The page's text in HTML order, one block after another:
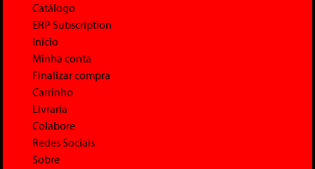
Catálogo
ERP Subscription
Início
Minha conta
Finalizar compra
Carrinho
Livraria
Colabore
Redes Sociais
Sobre